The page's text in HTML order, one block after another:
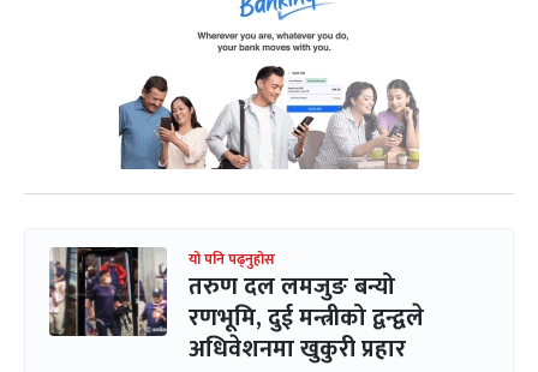
यो पनि पढ्नुहोस
तरुण दल लमजुङ बन्यो
रणभूमि, दुई मन्त्रीको द्वन्द्वले
अधिवेशनमा खुकुरी प्रहार